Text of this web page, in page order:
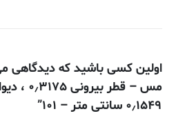
اولین کسی باشید که دیدگاهی
۰٫۱۵۴۹ سانتی متر – ۱۰۱”